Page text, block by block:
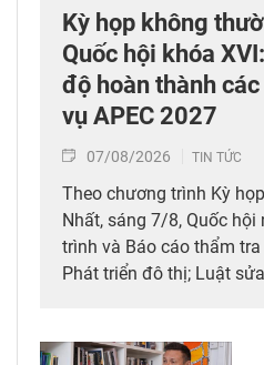
Kỳ họp không
Quốc hội khóa
độ hoàn thành
vụ APEC 2027
07/08/2026 TIN TỨC
Theo chương trình Kỳ
Nhất, sáng 7/8, Quốc hội
trình và Báo cáo thẩm
Phát triển đô thị; Luật
nghiệp và môi trường;